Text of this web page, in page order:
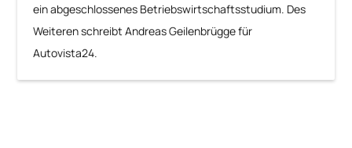
ein abgeschlossenes Betriebswirtschaftsstudium. Des
Weiteren schreibt Andreas Geilenbrügge für
Autovista24.